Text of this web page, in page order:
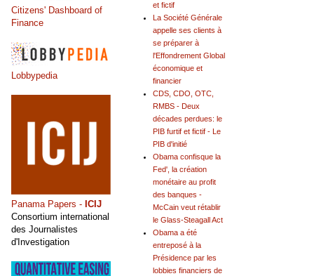
et fictif
La Société Générale
appelle ses clients à
se préparer à
l'Effondrement Global
économique et
financier
CDS, CDO, OTC,
RMBS - Deux
décades perdues: le
PIB furtif et fictif - Le
PIB d'initié
Obama confisque la
Fed', la création
monétaire au profit
des banques -
McCain veut rétablir
le Glass-Steagall Act
Obama a été
entreposé à la
Présidence par les
lobbies financiers de
Citizens' Dashboard of
Finance
Lobbypedia
Panama Papers - ICIJ
Consortium international
des Journalistes
d'Investigation